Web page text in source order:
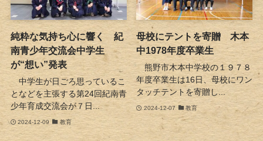
純粋な気持ち心に響く 紀
南青少年交流会中学生
が“想い”発表
中学生が日ごろ思っているこ
となどを主張する第24回紀南青
少年育成交流会が７日...
2024-12-09 教育
母校にテントを寄贈 木本
中1978年度卒業生
熊野市木本中学校の１９７８
年度卒業生は16日、母校にワン
タッチテントを寄贈し...
2024-12-07 教育